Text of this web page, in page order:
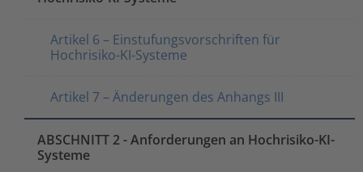
Artikel 6 – Einstufungsvorschriften für
Hochrisiko-KI-Systeme
Artikel 7 – Änderungen des Anhangs III
ABSCHNITT 2 - Anforderungen an Hochrisiko-KI-
Systeme